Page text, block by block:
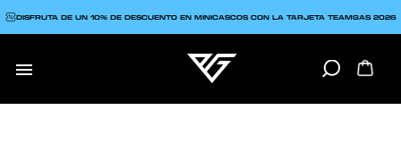

DISFRUTA DE UN 10% DE DESCUENTO EN MINICASCOS CON LA TARJETA TEAMGAS 2026